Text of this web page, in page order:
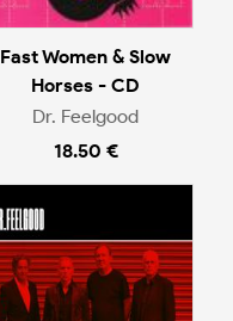
Fast Women & Slow
Horses - CD
Dr. Feelgood
18.50 €